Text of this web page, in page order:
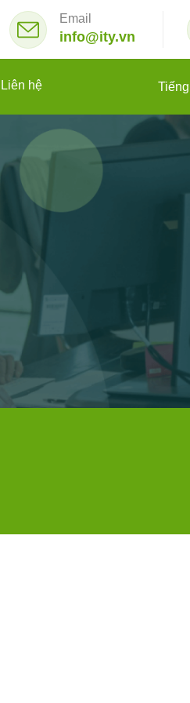
Email
info@ity.vn
Liên hệ